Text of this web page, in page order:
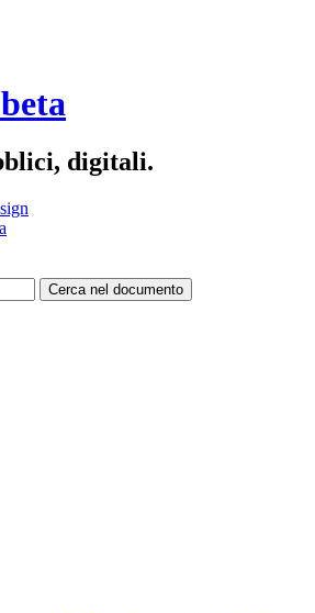
beta
digitali.
Cerca nel documento